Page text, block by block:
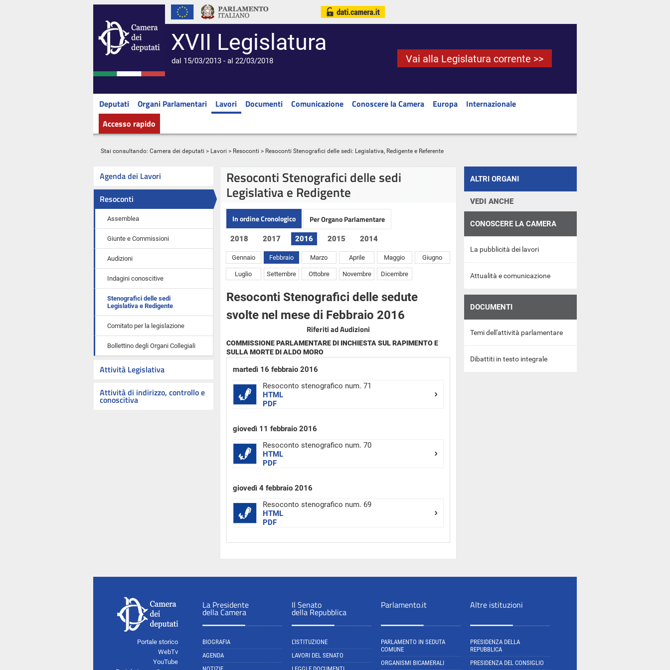
XVII Legislatura
dal 15/03/2013 - al 22/03/2018 Vai alla Legislatura corrente >>
Deputati Organi Parlamentari Lavori Documenti Comunicazione Conoscere la Camera Europa
Internazionale
Accesso rapido
Stai consultando: Camera dei deputati > Lavori > Resoconti > Resoconti Stenografici delle sedi: Legislativa, Redigente e Referente
Agenda dei Lavori
Resoconti
Assemblea
Giunte e Commissioni
Audizioni
Indagini conoscitive
Stenografici delle sedi
Legislativa e Redigente
Comitato per la legislazione
Bollettino degli Organi Collegiali
Attività Legislativa
Attività di indirizzo, controllo e
conoscitiva
Resoconti Stenografici delle sedi
Legislativa e Redigente
In ordine Cronologico Per Organo Parlamentare
2018 2017 2016
Gennaio Febbraio Marzo Aprile Maggio Giugno
Luglio Settembre Ottobre Novembre Dicembre
2015 2014
Resoconti Stenografici delle sedute
svolte nel mese di Febbraio 2016
Riferiti ad Audizioni
COMMISSIONE PARLAMENTARE DI INCHIESTA SUL RAPIMENTO E
SULLA MORTE DI ALDO MORO
martedì 16 febbraio 2016
Resoconto stenografico num. 71
HTML
PDF
giovedì 11 febbraio 2016
Resoconto stenografico num. 70
HTML
PDF
giovedì 4 febbraio 2016
Resoconto stenografico num. 69
HTML
PDF
ALTRI ORGANI
VEDI ANCHE
CONOSCERE LA CAMERA
La pubblicità dei lavori
Attualità e comunicazione
DOCUMENTI
Temi dell'attività parlamentare
Dibattiti in testo integrale
Portale storico
WebTv
YouTube
La Presidente
della Camera
BIOGRAFIA
AGENDA
Il Senato
della Repubblica
L'ISTITUZIONE
LAVORI DEL SENATO
Parlamento.it
PARLAMENTO IN SEDUTA
COMUNE
ORGANISMI BICAMERALI
Altre istituzioni
PRESIDENZA DELLA
REPUBBLICA
PRESIDENZA DEL CONSIGLIO